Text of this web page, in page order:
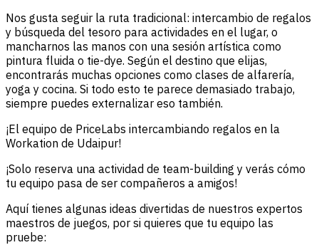
Nos gusta seguir la ruta tradicional: intercambio de regalos
y búsqueda del tesoro para actividades en el lugar, o
mancharnos las manos con una sesión artística como
pintura fluida o tie-dye. Según el destino que elijas,
encontrarás muchas opciones como clases de alfarería,
yoga y cocina. Si todo esto te parece demasiado trabajo,
siempre puedes externalizar eso también.
¡El equipo de PriceLabs intercambiando regalos en la
Workation de Udaipur!
¡Solo reserva una actividad de team-building y verás cómo
tu equipo pasa de ser compañeros a amigos!
Aquí tienes algunas ideas divertidas de nuestros expertos
maestros de juegos, por si quieres que tu equipo las
pruebe: